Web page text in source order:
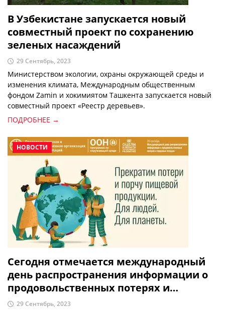
В Узбекистане запускается новый
совместный проект по сохранению
зеленых насаждений
29 Сентябрь, 2023
Министерством экологии, охраны окружающей среды и
изменения климата, Международным общественным
фондом Zamin и хокимиятом Ташкента запускается новый
совместный проект «Реестр деревьев».
ПОДРОБНЕЕ →
НОВОСТИ
Сегодня отмечается международный
день распространения информации о
продовольственных потерях и
пищевых отходах
29 Сентябрь, 2023